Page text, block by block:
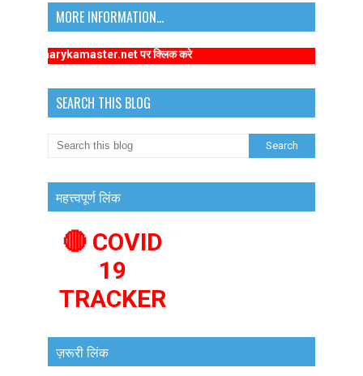
MORE INFORMATION...
पर क्लिक करे
SEARCH THIS BLOG
महत्त्वपूर्ण लिंक
🔴 COVID
19
TRACKER
ज़रूरी लिंक